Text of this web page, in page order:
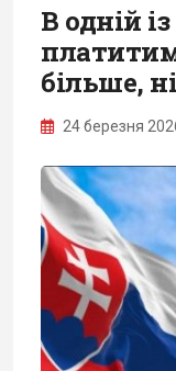
В одній
більше,
24 березня